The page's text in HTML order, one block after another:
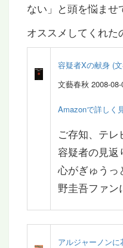
ない」と頭を悩ませ
オススメしてくれた
容疑者Xの献身 (
文藝春秋 2008-08-
Amazonで詳しく
ご存知、テレ
容疑者の見返
心がぎゅうっ
野圭吾ファン
アルジャーノンに